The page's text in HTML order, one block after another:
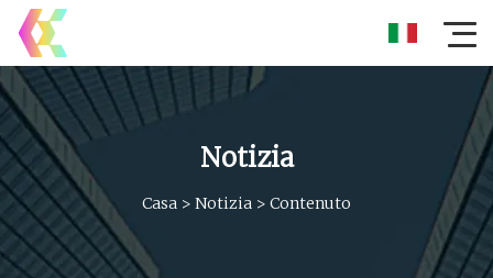
Notizia
Casa > Notizia > Contenuto